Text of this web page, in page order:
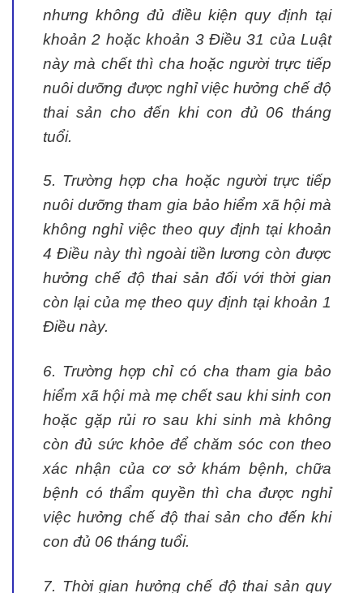
nhưng không đủ điều kiện quy định tại
khoản 2 hoặc khoản 3 Điều 31 của Luật
này mà chết thì cha hoặc người trực tiếp
nuôi dưỡng được nghỉ việc hưởng chế độ
thai sản cho đến khi con đủ 06 tháng
tuổi.
5. Trường hợp cha hoặc người trực tiếp
nuôi dưỡng tham gia bảo hiểm xã hội mà
không nghỉ việc theo quy định tại khoản
4 Điều này thì ngoài tiền lương còn được
hưởng chế độ thai sản đối với thời gian
còn lại của mẹ theo quy định tại khoản 1
Điều này.
6. Trường hợp chỉ có cha tham gia bảo
hiểm xã hội mà mẹ chết sau khi sinh con
hoặc gặp rủi ro sau khi sinh mà không
còn đủ sức khỏe để chăm sóc con theo
xác nhận của cơ sở khám bệnh, chữa
bệnh có thẩm quyền thì cha được nghỉ
việc hưởng chế độ thai sản cho đến khi
con đủ 06 tháng tuổi.
7. Thời gian hưởng chế độ thai sản quy